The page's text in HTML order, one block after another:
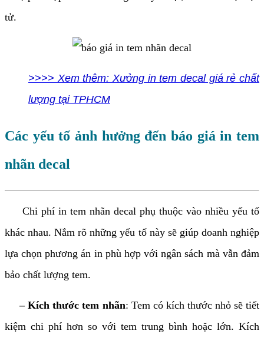
tử.
>>>> Xem thêm: Xưởng in tem decal giá rẻ chất
lượng tại TPHCM
Các yếu tố ảnh hưởng đến báo giá in tem
nhãn decal
Chi phí in tem nhãn decal phụ thuộc vào nhiều yếu tố
khác nhau. Nắm rõ những yếu tố này sẽ giúp doanh nghiệp
lựa chọn phương án in phù hợp với ngân sách mà vẫn đảm
bảo chất lượng tem.
– Kích thước tem nhãn: Tem có kích thước nhỏ sẽ tiết
kiệm chi phí hơn so với tem trung bình hoặc lớn. Kích